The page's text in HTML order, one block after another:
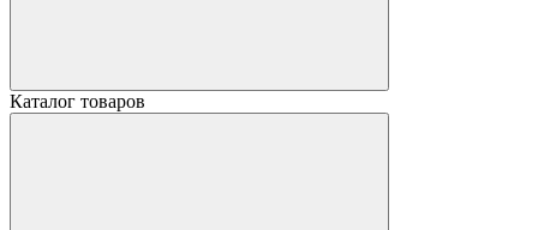
Каталог товаров